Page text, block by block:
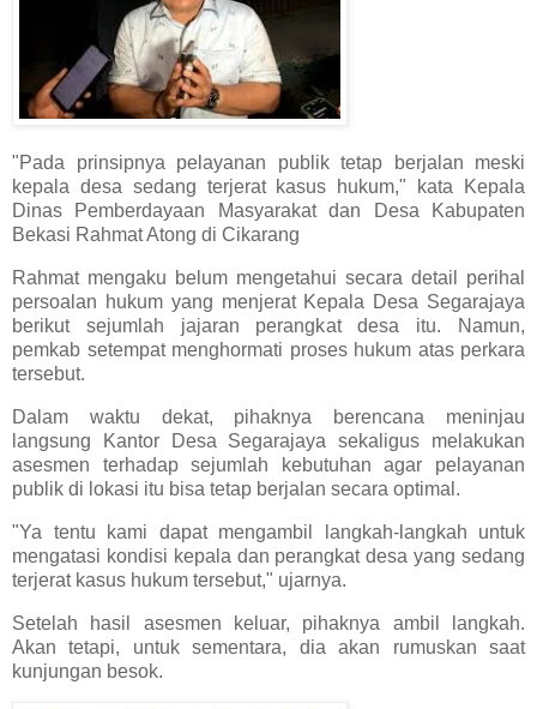
"Pada prinsipnya pelayanan publik tetap berjalan meski
kepala desa sedang terjerat kasus hukum," kata Kepala
Dinas Pemberdayaan Masyarakat dan Desa Kabupaten
Bekasi Rahmat Atong di Cikarang
Rahmat mengaku belum mengetahui secara detail perihal
persoalan hukum yang menjerat Kepala Desa Segarajaya
berikut sejumlah jajaran perangkat desa itu. Namun,
pemkab setempat menghormati proses hukum atas perkara
tersebut.
Dalam waktu dekat, pihaknya berencana meninjau
langsung Kantor Desa Segarajaya sekaligus melakukan
asesmen terhadap sejumlah kebutuhan agar pelayanan
publik di lokasi itu bisa tetap berjalan secara optimal.
"Ya tentu kami dapat mengambil langkah-langkah untuk
mengatasi kondisi kepala dan perangkat desa yang sedang
terjerat kasus hukum tersebut," ujarnya.
Setelah hasil asesmen keluar, pihaknya ambil langkah.
Akan tetapi, untuk sementara, dia akan rumuskan saat
kunjungan besok.